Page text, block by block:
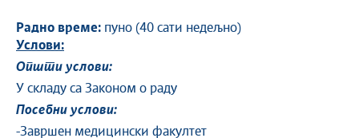
Радно време: пуно (40 сати недељно)
Услови:
Општи услови:
У складу са Законом о раду
Посебни услови:
-Завршен медицински факултет